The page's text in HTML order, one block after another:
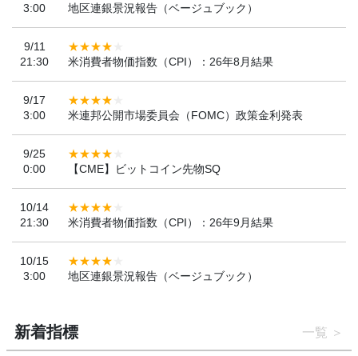
3:00
地区連銀景況報告（ベージュブック）
9/11
21:30
米消費者物価指数（CPI）：26年8月結果
9/17
3:00
米連邦公開市場委員会（FOMC）政策金利発表
9/25
0:00
【CME】ビットコイン先物SQ
10/14
21:30
米消費者物価指数（CPI）：26年9月結果
10/15
3:00
地区連銀景況報告（ベージュブック）
新着指標 一覧